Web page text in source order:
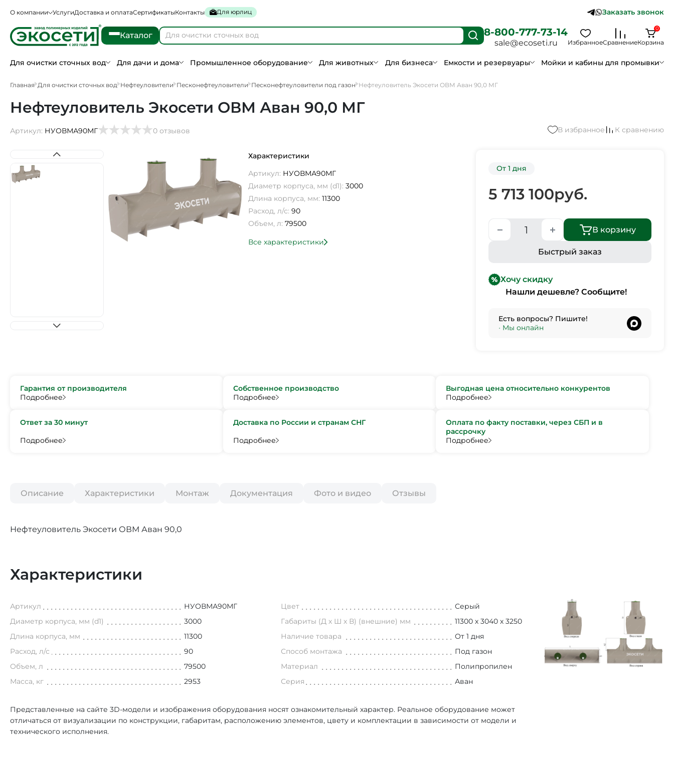
О компании УслугиДоставка и оплатаСертификатыКонтакты Для юрлиц Заказать звонок
Каталог 8-800-777-73-14
sale@ecoseti.ru ИзбранноеСравнениеКорзина
0
Для очистки сточных вод Для дачи и дома Промышленное оборудование Для животных Для бизнеса Емкости и резервуары Мойки и кабины для промывки
Главная Для очистки сточных вод Нефтеуловители Песконефтеуловители Песконефтеуловители под газон Нефтеуловитель Экосети ОВМ Аван 90,0 МГ
Нефтеуловитель Экосети ОВМ Аван 90,0 МГ
Артикул: НУОВМА90МГ 0 отзывов В избранное К сравнению
Характеристики
Артикул: НУОВМА90МГ
Диаметр корпуса, мм (d1): 3000
Длина корпуса, мм: 11300
Расход, л/с: 90
Объем, л: 79500
Все характеристики
От 1 дня
5 713 100руб.
В корзину
Быстрый заказ
Хочу скидку
Нашли дешевле? Сообщите!
Есть вопросы? Пишите!
• Мы онлайн
Гарантия от производителя
Подробнее
Собственное производство
Подробнее
Выгодная цена относительно конкурентов
Подробнее
Ответ за 30 минут
Подробнее
Доставка по России и странам СНГ
Подробнее
Оплата по факту поставки, через СБП и в
рассрочку
Подробнее
Описание Характеристики Монтаж Документация Фото и видео Отзывы
Нефтеуловитель Экосети ОВМ Аван 90,0
Характеристики
Артикул
НУОВМА90МГ
Диаметр корпуса, мм (d1)
3000
Длина корпуса, мм
11300
Расход, л/с
90
Объем, л
79500
Масса, кг
2953
Цвет
Серый
Габариты (Д х Ш х В) (внешние) мм
11300 х 3040 х 3250
Наличие товара
От 1 дня
Способ монтажа
Под газон
Материал
Полипропилен
Серия
Аван
Представленные на сайте 3D-модели и изображения оборудования носят ознакомительный характер. Реальное оборудование может
отличаться от визуализации по конструкции, габаритам, расположению элементов, цвету и комплектации в зависимости от модели и
технического исполнения.